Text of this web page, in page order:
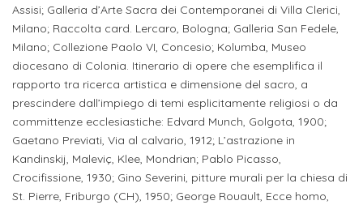
SERVIZI
Costi
iscrizione
triennio
Costi
iscrizione
biennio
Assisi; Galleria d’Arte Sacra dei Contemporanei di Villa Clerici,
Milano; Raccolta card. Lercaro, Bologna; Galleria San Fedele,
Milano; Collezione Paolo VI, Concesio; Kolumba, Museo
diocesano di Colonia. Itinerario di opere che esemplifica il
rapporto tra ricerca artistica e dimensione del sacro, a
prescindere dall’impiego di temi esplicitamente religiosi o da
committenze ecclesiastiche: Edvard Munch, Golgota, 1900;
Gaetano Previati, Via al calvario, 1912; L’astrazione in
Kandinskij, Maleviç, Klee, Mondrian; Pablo Picasso,
Crocifissione, 1930; Gino Severini, pitture murali per la chiesa di
St. Pierre, Friburgo (CH), 1950; George Rouault, Ecce homo,